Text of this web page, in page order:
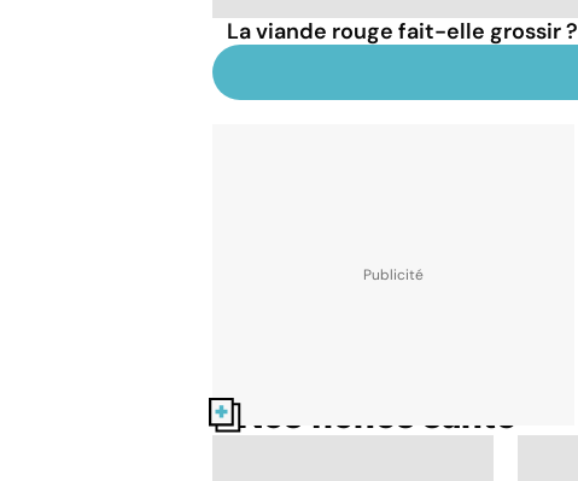
La viande rouge fait-elle grossir ?
Nos fiches santé